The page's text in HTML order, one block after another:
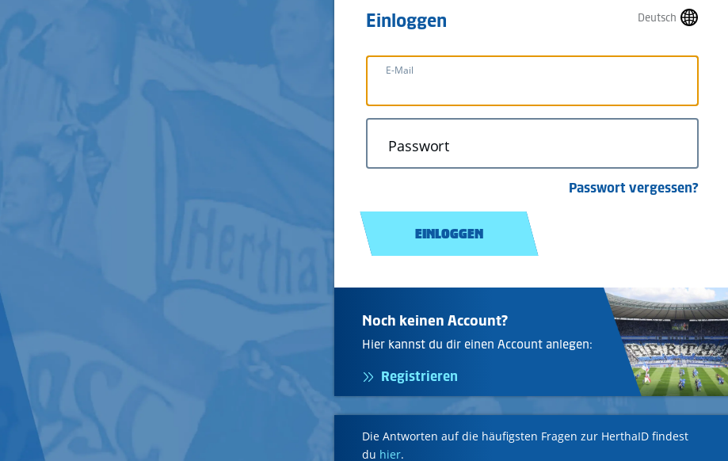
Deutsch
Einloggen
E-Mail
Passwort
Passwort vergessen?
EINLOGGEN
Noch keinen Account?
Hier kannst du dir einen Account anlegen:
Registrieren
Die Antworten auf die häufigsten Fragen zur HerthaID findest
du hier.